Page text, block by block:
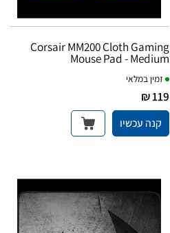
Corsair MM200 Cloth Gaming
Mouse Pad - Medium
זמין במלאי
119 ₪
קנה עכשיו